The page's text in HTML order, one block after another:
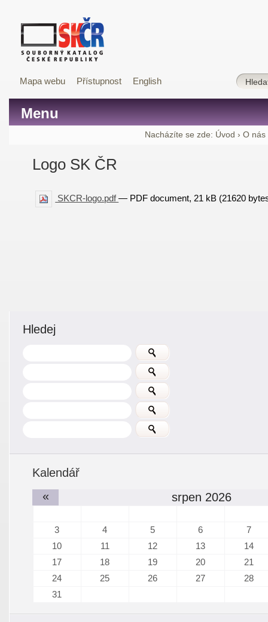
Mapa webu Přístupnost English
Menu
Nacházíte se zde: Úvod › O nás
Logo SK ČR
SKCR-logo.pdf— PDF document, 21 kB (21620
Hledej
Kalendář
«
srpen 2026
3 4 5 6
7
10
11 12 13
14
17
18 19 20
21
24
25 26 27
28
31